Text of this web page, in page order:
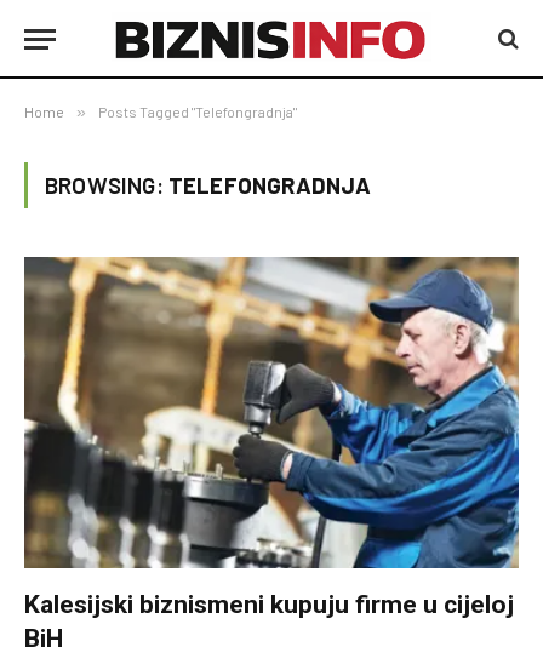
Home » Posts Tagged "Telefongradnja"
BROWSING: TELEFONGRADNJA
Kalesijski biznismeni kupuju firme u cijeloj
BiH